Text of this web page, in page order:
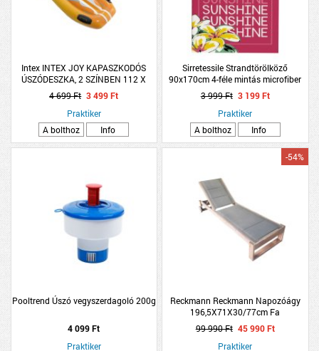
Intex INTEX JOY KAPASZKODÓS
ÚSZÓDESZKA, 2 SZÍNBEN 112 X
62CM 6+
4 699 Ft 3 499 Ft
Praktiker
A bolthoz
Info
Sirretessile Strandtörölköző
90x170cm 4-féle mintás microfiber
3 999 Ft 3 199 Ft
Praktiker
A bolthoz
Info
Pooltrend Úszó vegyszerdagoló 200g
4 099 Ft
Praktiker
Reckmann Reckmann Napozóágy
196,5X71X30/77cm Fa
-54%
99 990 Ft 45 990 Ft
Praktiker